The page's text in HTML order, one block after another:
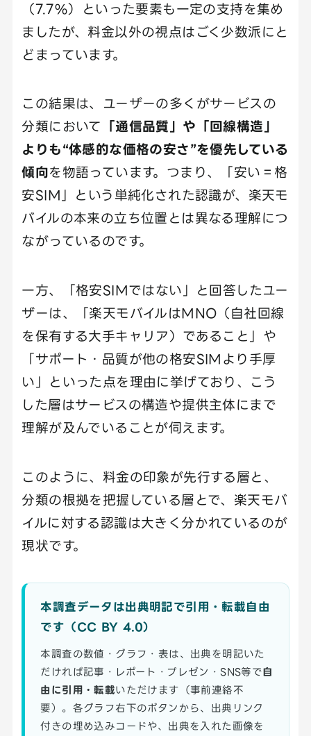
（7.7%）といった要素も一定の支持を集め
ましたが、料金以外の視点はごく少数派にと
どまっています。
この結果は、ユーザーの多くがサービスの
分類において
「通信品質」や「回線構造」
よりも“体感的な価格の安さ”を優先している
傾向を物語っています。つまり、「安い＝格
安SIM」という単純化された認識が、楽天モ
バイルの本来の立ち位置とは異なる理解につ
ながっているのです。
一方、「格安SIMではない」と回答したユー
ザーは、「楽天モバイルはMNO（自社回線
を保有する大手キャリア）であること」や
「サポート・品質が他の格安SIMより手厚
い」といった点を理由に挙げており、こう
した層はサービスの構造や提供主体にまで
理解が及んでいることが伺えます。
このように、料金の印象が先行する層と、
分類の根拠を把握している層とで、楽天モバ
イルに対する認識は大きく分かれているのが
現状です。
本調査データは出典明記で引用・転載自由
です（CC BY 4.0）
本調査の数値・グラフ・表は、出典を明記いた
だければ記事・レポート・プレゼン・SNS等で自
由に引用・転載いただけます（事前連絡不
要）。各グラフ右下のボタンから、出典リンク
付きの埋め込みコードや、出典を入れた画像を